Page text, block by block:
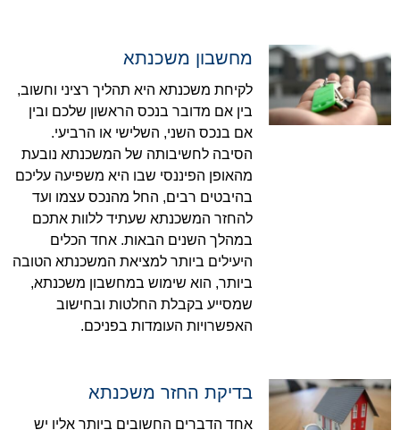
מחשבון משכנתא
לקיחת משכנתא היא תהליך רציני וחשוב,
בין אם מדובר בנכס הראשון שלכם ובין
אם בנכס השני, השלישי או הרביעי.
הסיבה לחשיבותה של המשכנתא נובעת
מהאופן הפיננסי שבו היא משפיעה עליכם
בהיבטים רבים, החל מהנכס עצמו ועד
להחזר המשכנתא שעתיד ללוות אתכם
במהלך השנים הבאות. אחד הכלים
היעילים ביותר למציאת המשכנתא הטובה
ביותר, הוא שימוש במחשבון משכנתא,
שמסייע בקבלת החלטות ובחישוב
האפשרויות העומדות בפניכם.
בדיקת החזר משכנתא
אחד הדברים החשובים ביותר אליו יש